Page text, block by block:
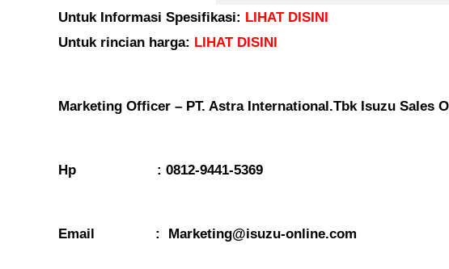
Untuk Informasi Spesifikasi: LIHAT DISINI
Untuk rincian harga: LIHAT DISINI
Marketing Officer – PT. Astra International.Tbk Isuzu Sales
Hp : 0812-9441-5369
Email : Marketing@isuzu-online.com